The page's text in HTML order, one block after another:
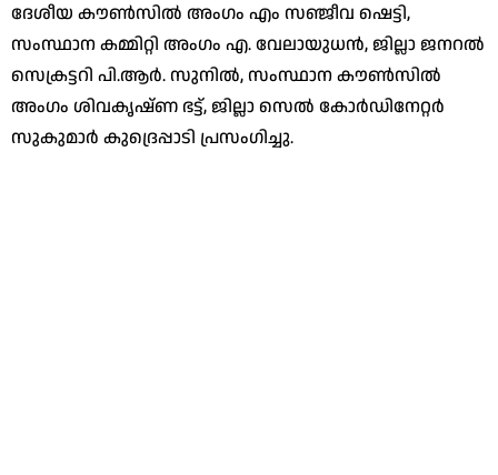
ദേശീയ കൗൺസിൽ അംഗം എം സഞ്ജീവ ഷെട്ടി,
സംസ്ഥാന കമ്മിറ്റി അംഗം എ. വേലായുധൻ, ജില്ലാ ജനറൽ
സെക്രട്ടറി പി.ആർ. സുനിൽ, സംസ്ഥാന കൗൺസിൽ
അംഗം ശിവകൃഷ്ണ ഭട്ട്, ജില്ലാ സെൽ കോർഡിനേറ്റർ
സുകുമാർ കുദ്രെപ്പാടി പ്രസംഗിച്ചു.